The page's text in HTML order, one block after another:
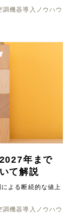
調機器導入ノウハウ
年まで
て解説
よる断続的な値上
調機器導入ノウハウ